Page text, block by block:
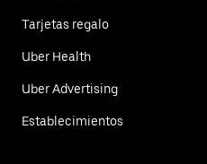
Tarjetas regalo
Uber Health
Uber Advertising
Establecimientos